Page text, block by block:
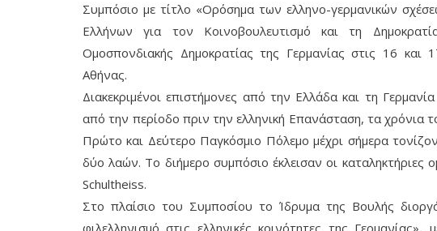
Συμπόσιο με τίτλο «Ορόσημα των ελληνο-γερμανικών
Ελλήνων για τον Κοινοβουλευτισμό και τη
Ομοσπονδιακής Δημοκρατίας της Γερμανίας στις 16
Αθήνας.
Διακεκριμένοι επιστήμονες από την Ελλάδα και τη
από την περίοδο πριν την ελληνική Επανάσταση, τα
Πρώτο και Δεύτερο Παγκόσμιο Πόλεμο μέχρι σήμερα
δύο λαών. Το διήμερο συμπόσιο έκλεισαν οι καταληκτήριες
Schultheiss.
Στο πλαίσιο του Συμποσίου το Ίδρυμα της Βουλής
φιλελληνισμό στις ελληνικές κοινότητες της